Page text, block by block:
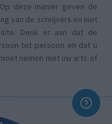
deze manier geven de
van de schrijvers en niet
Denk er aan dat de
tot persoon en dat u
nemen met uw arts of